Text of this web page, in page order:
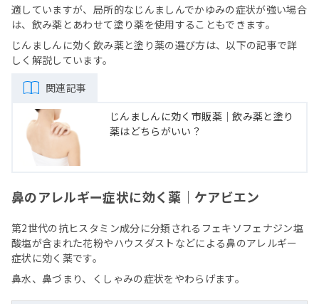
適していますが、局所的なじんましんでかゆみの症状が強い場合
は、飲み薬とあわせて塗り薬を使用することもできます。
じんましんに効く飲み薬と塗り薬の選び方は、以下の記事で詳
しく解説しています。
関連記事
じんましんに効く市販薬｜飲み薬と塗り
薬はどちらがいい？
鼻のアレルギー症状に効く薬｜ケアビエン
第2世代の抗ヒスタミン成分に分類されるフェキソフェナジン塩
酸塩が含まれた花粉やハウスダストなどによる鼻のアレルギー
症状に効く薬です。
鼻水、鼻づまり、くしゃみの症状をやわらげます。